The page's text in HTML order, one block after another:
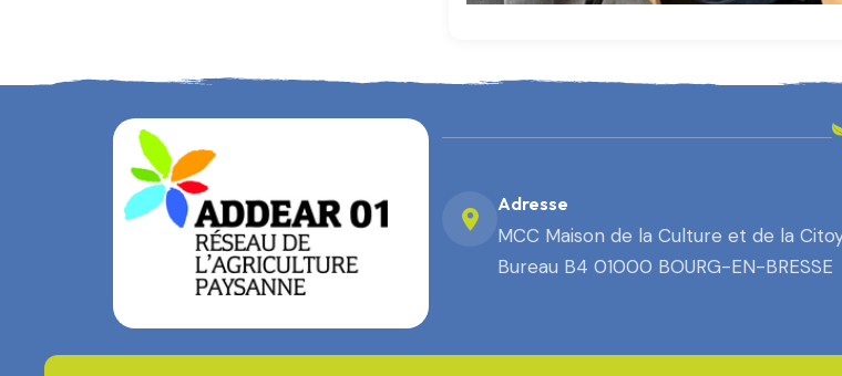
Adresse
MCC Maison de la Culture et de la
Bureau B4 01000 BOURG-EN-BRESSE